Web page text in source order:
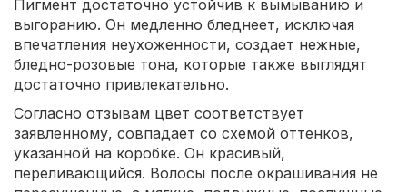
Пигмент достаточно устойчив к вымыванию и
выгоранию. Он медленно бледнеет, исключая
впечатления неухоженности, создает нежные,
бледно-розовые тона, которые также выглядят
достаточно привлекательно.
Согласно отзывам цвет соответствует
заявленному, совпадает со схемой оттенков,
указанной на коробке. Он красивый,
переливающийся. Волосы после окрашивания не